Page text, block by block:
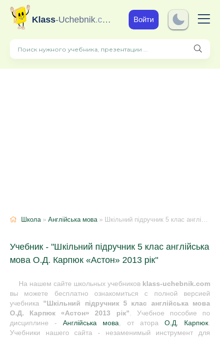
Klass-Uchebnik.com Войти
Школа» Англійська мова» Шкільний підручник 5 клас англійська мова О.Д. Карпюк «Астон» 2013 рік
Учебник - "Шкільний підручник 5 клас англійська
мова О.Д. Карпюк «Астон» 2013 рік"
На нашем сайте школьных учебников klass-uchebnik.com
вы можете бесплатно ознакомиться с полной версией
учебника "Шкільний підручник 5 клас англійська мова
О.Д. Карпюк «Астон» 2013 рік". Учебное пособие по
дисциплине -Англійська мова, от атора О.Д. Карпюк.
Учебники нашего сайта - незаменимый инструмент для